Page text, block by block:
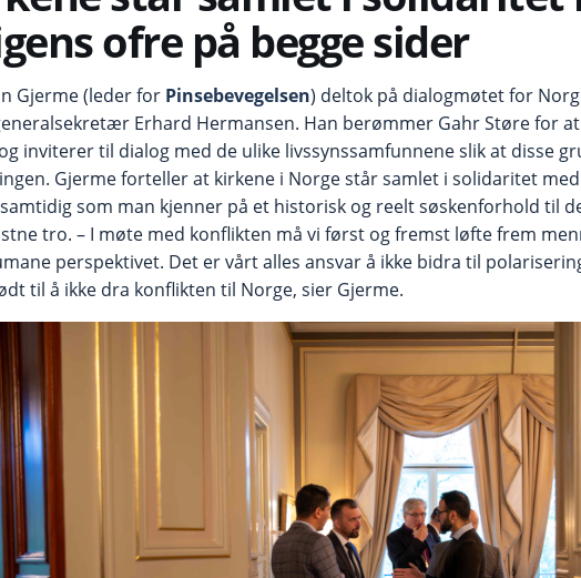
ofre på begge sider
Gjerme (leder for Pinsebevegelsen) deltok på dialogmøtet for
Erhard Hermansen. Han berømmer Gahr Støre for
inviterer til dialog med de ulike livssynssamfunnene slik at disse
Gjerme forteller at kirkene i Norge står samlet i solidaritet
som man kjenner på et historisk og reelt søskenforhold til
tro. – I møte med konflikten må vi først og fremst løfte frem
perspektivet. Det er vårt alles ansvar å ikke bidra til
til å ikke dra konflikten til Norge, sier Gjerme.